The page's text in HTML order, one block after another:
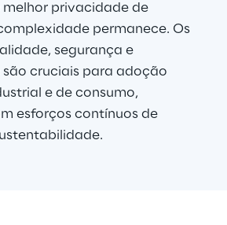
melhor privacidade de
permanece. Os
segurança e
cruciais para adoção
e de consumo,
esforços contínuos de